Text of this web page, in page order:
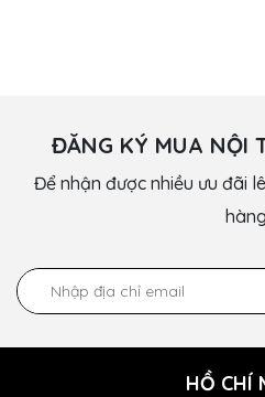
ĐĂNG KÝ MUA NỘI
Để nhận được nhiều ưu đãi
hàng
HỒ CHÍ